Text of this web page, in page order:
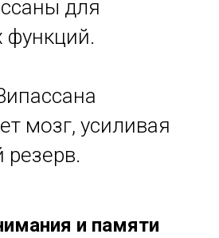
для
функций.
мозг, усиливая
резерв.
и памяти